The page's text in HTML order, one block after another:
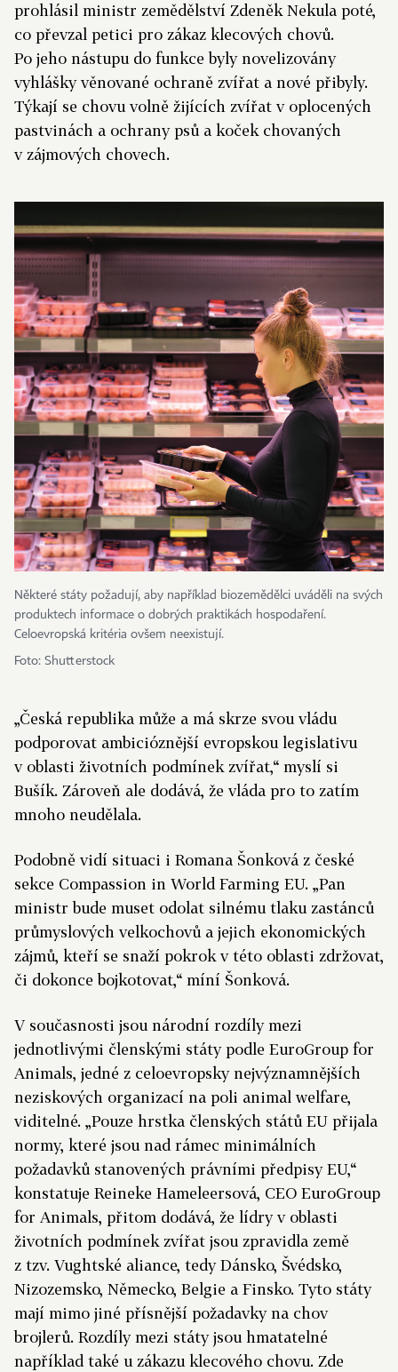
prohlásil ministr zemědělství Zdeněk Nekula poté,
co převzal petici pro zákaz klecových chovů.
Po jeho nástupu do funkce byly novelizovány
vyhlášky věnované ochraně zvířat a nové přibyly.
Týkají se chovu volně žijících zvířat v oplocených
pastvinách a ochrany psů a koček chovaných
v zájmových chovech.
Ně­které státy požadují, aby například biozemědělci uváděli na svých
produk­tech informace o dobrých praktikách hospodaření.
Celoevropská kritéria ovšem neexistují.
Foto: Shutterstock
„Česká republika může a má skrze svou vládu
podporovat ambicióznější evropskou legislativu
v oblasti životních podmínek zvířat,“ myslí si
Bušík. Zároveň ale dodává, že vláda pro to zatím
mnoho neudělala.
Podobně vidí situaci i Romana Šonková z české
sekce Compassion in World Farming EU. „Pan
ministr bude muset odolat silnému tlaku zastánců
průmyslových velkochovů a jejich ekonomických
zájmů, kteří se snaží pokrok v této oblasti zdržovat,
či dokonce bojkotovat,“ míní Šonková.
V současnosti jsou národní rozdíly mezi
jednotlivými členskými státy podle EuroGroup for
Animals, jedné z celoevropsky nejvýznamnějších
neziskových organizací na poli animal welfare,
viditelné. „Pouze hrstka členských států EU přijala
normy, které jsou nad rámec minimálních
požadavků stanovených právními předpisy EU,“
konstatuje Reineke Hameleersová, CEO EuroGroup
for Animals, přitom dodává, že lídry v oblasti
životních podmínek zvířat jsou zpravidla země
z tzv. Vughtské aliance, tedy Dánsko, Švédsko,
Nizozemsko, Německo, Belgie a Finsko. Tyto státy
mají mimo jiné přísnější požadavky na chov
brojlerů. Rozdíly mezi státy jsou hmatatelné
například také u zákazu klecového chovu. Zde